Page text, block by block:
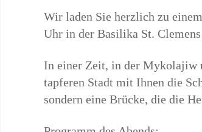
Wir laden Sie herzlich zu
Uhr in der Basilika St.
In einer Zeit, in der Mykolajiw
tapferen Stadt mit Ihnen die
sondern eine Brücke, die die